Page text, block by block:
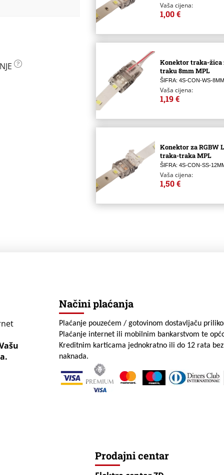
Vaša cijena:
1,00 €
Konektor traka-žica
traku 8mm MPL
ŠIFRA: 4S-CON-WS-8MM
Vaša cijena:
1,19 €
Konektor za RGBW
traka-traka MPL
ŠIFRA: 4S-CON-SS-
Vaša cijena:
1,50 €
Načini plaćanja
Plaćanje pouzećem / gotovinom dostavljaču
Plaćanje internet ili mobilnim bankarstvom te
Kreditnim karticama jednokratno ili do 12 rata
naknada.
Prodajni centar